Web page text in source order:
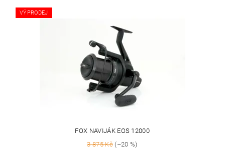
VÝPRODEJ
FOX NAVIJÁK EOS 12000
3 875 Kč (–20 %)